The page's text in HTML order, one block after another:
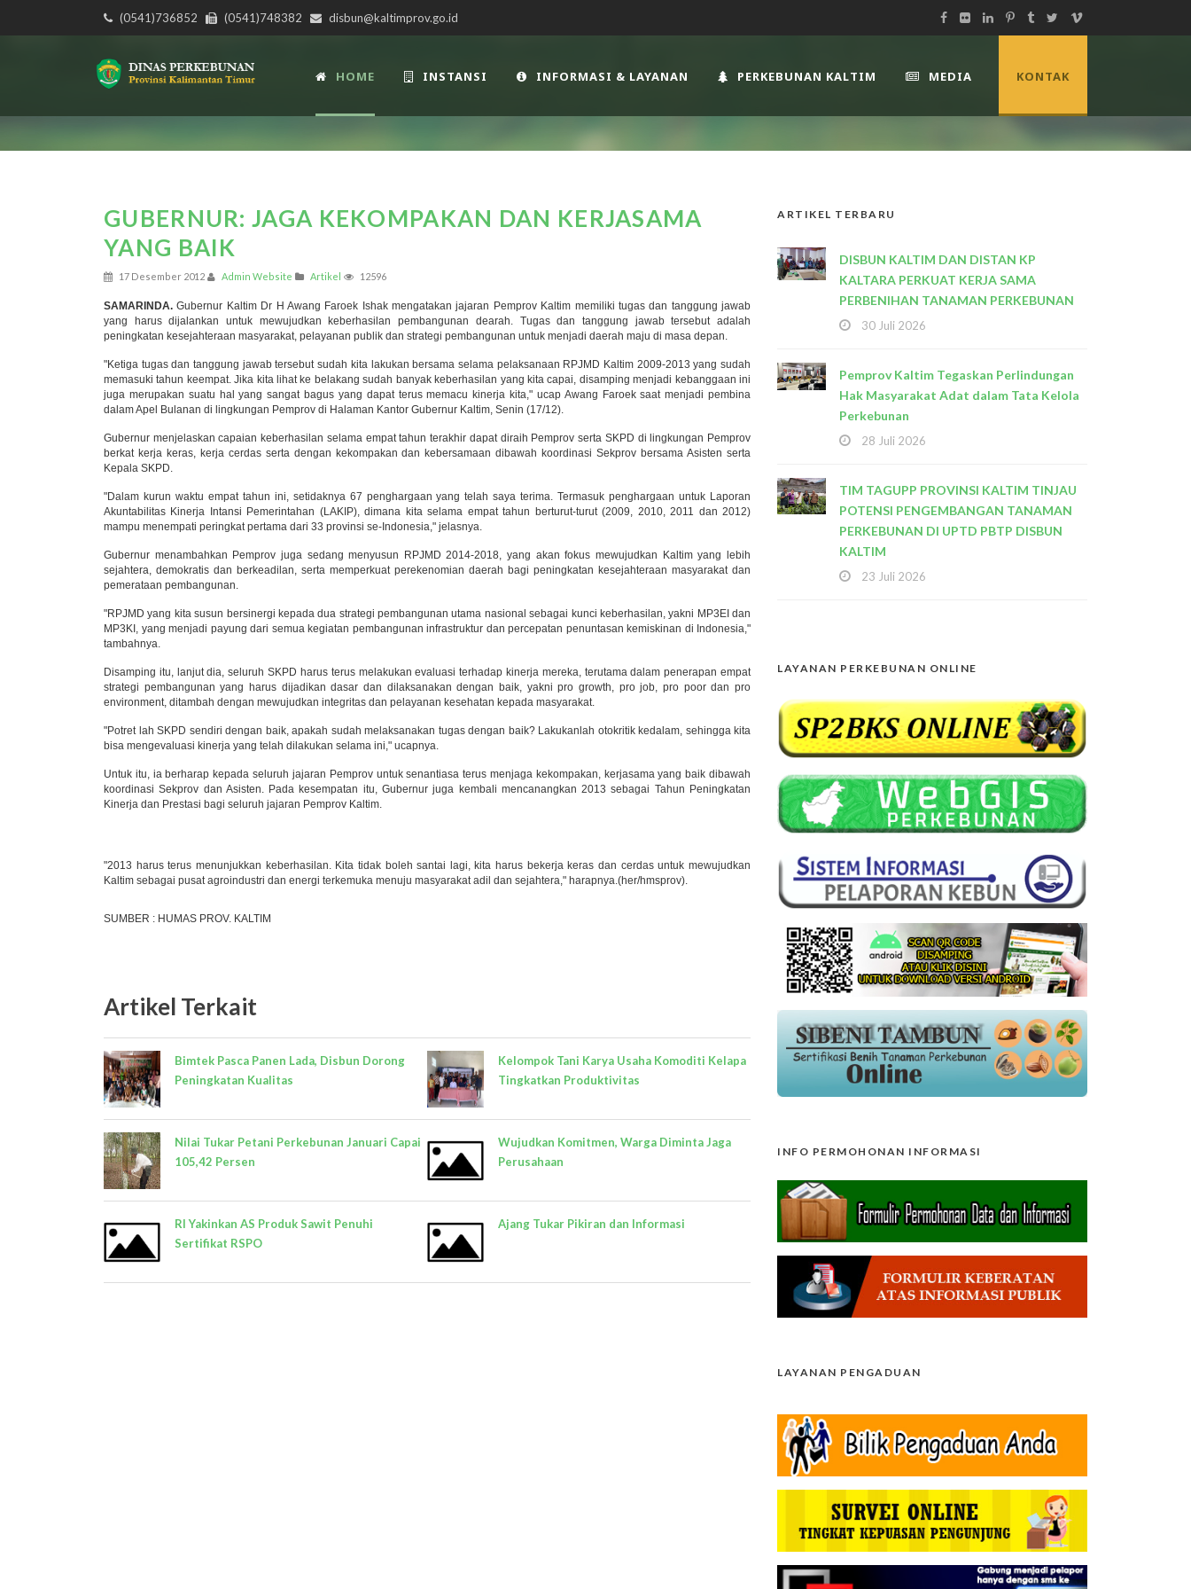
(0541)736852 (0541)748382 disbun@kaltimprov.go.id
HOME INSTANSI INFORMASI & LAYANAN PERKEBUNAN KALTIM MEDIA KONTAK
GUBERNUR: JAGA KEKOMPAKAN DAN KERJASAMA
YANG BAIK
17 Desember 2012 Admin Website Artikel 12596
SAMARINDA. Gubernur Kaltim Dr H Awang Faroek Ishak mengatakan jajaran Pemprov Kaltim memiliki tugas dan tanggung jawab
yang harus dijalankan untuk mewujudkan keberhasilan pembangunan dearah. Tugas dan tanggung jawab tersebut adalah
peningkatan kesejahteraan masyarakat, pelayanan publik dan strategi pembangunan untuk menjadi daerah maju di masa depan.
"Ketiga tugas dan tanggung jawab tersebut sudah kita lakukan bersama selama pelaksanaan RPJMD Kaltim 2009-2013 yang sudah
memasuki tahun keempat. Jika kita lihat ke belakang sudah banyak keberhasilan yang kita capai, disamping menjadi kebanggaan ini
juga merupakan suatu hal yang sangat bagus yang dapat terus memacu kinerja kita," ucap Awang Faroek saat menjadi pembina
dalam Apel Bulanan di lingkungan Pemprov di Halaman Kantor Gubernur Kaltim, Senin (17/12).
Gubernur menjelaskan capaian keberhasilan selama empat tahun terakhir dapat diraih Pemprov serta SKPD di lingkungan Pemprov
berkat kerja keras, kerja cerdas serta dengan kekompakan dan kebersamaan dibawah koordinasi Sekprov bersama Asisten serta
Kepala SKPD.
"Dalam kurun waktu empat tahun ini, setidaknya 67 penghargaan yang telah saya terima. Termasuk penghargaan untuk Laporan
Akuntabilitas Kinerja Intansi Pemerintahan (LAKIP), dimana kita selama empat tahun berturut-turut (2009, 2010, 2011 dan 2012)
mampu menempati peringkat pertama dari 33 provinsi se-Indonesia," jelasnya.
Gubernur menambahkan Pemprov juga sedang menyusun RPJMD 2014-2018, yang akan fokus mewujudkan Kaltim yang lebih
sejahtera, demokratis dan berkeadilan, serta memperkuat perekenomian daerah bagi peningkatan kesejahteraan masyarakat dan
pemerataan pembangunan.
"RPJMD yang kita susun bersinergi kepada dua strategi pembangunan utama nasional sebagai kunci keberhasilan, yakni MP3EI dan
MP3KI, yang menjadi payung dari semua kegiatan pembangunan infrastruktur dan percepatan penuntasan kemiskinan di Indonesia,"
tambahnya.
Disamping itu, lanjut dia, seluruh SKPD harus terus melakukan evaluasi terhadap kinerja mereka, terutama dalam penerapan empat
strategi pembangunan yang harus dijadikan dasar dan dilaksanakan dengan baik, yakni pro growth, pro job, pro poor dan pro
environment, ditambah dengan mewujudkan integritas dan pelayanan kesehatan kepada masyarakat.
"Potret lah SKPD sendiri dengan baik, apakah sudah melaksanakan tugas dengan baik? Lakukanlah otokritik kedalam, sehingga kita
bisa mengevaluasi kinerja yang telah dilakukan selama ini," ucapnya.
Untuk itu, ia berharap kepada seluruh jajaran Pemprov untuk senantiasa terus menjaga kekompakan, kerjasama yang baik dibawah
koordinasi Sekprov dan Asisten. Pada kesempatan itu, Gubernur juga kembali mencanangkan 2013 sebagai Tahun Peningkatan
Kinerja dan Prestasi bagi seluruh jajaran Pemprov Kaltim.
"2013 harus terus menunjukkan keberhasilan. Kita tidak boleh santai lagi, kita harus bekerja keras dan cerdas untuk mewujudkan
Kaltim sebagai pusat agroindustri dan energi terkemuka menuju masyarakat adil dan sejahtera," harapnya.(her/hmsprov).
SUMBER : HUMAS PROV. KALTIM
Artikel Terkait
Bimtek Pasca Panen Lada, Disbun Dorong
Peningkatan Kualitas
Nilai Tukar Petani Perkebunan Januari Capai
105,42 Persen
RI Yakinkan AS Produk Sawit Penuhi
Sertifikat RSPO
Kelompok Tani Karya Usaha Komoditi Kelapa
Tingkatkan Produktivitas
Wujudkan Komitmen, Warga Diminta Jaga
Perusahaan
Ajang Tukar Pikiran dan Informasi
ARTIKEL TERBARU
DISBUN KALTIM DAN DISTAN KP
KALTARA PERKUAT KERJA SAMA
PERBENIHAN TANAMAN PERKEBUNAN
30 Juli 2026
Pemprov Kaltim Tegaskan Perlindungan
Hak Masyarakat Adat dalam Tata Kelola
Perkebunan
28 Juli 2026
TIM TAGUPP PROVINSI KALTIM TINJAU
POTENSI PENGEMBANGAN TANAMAN
PERKEBUNAN DI UPTD PBTP DISBUN
KALTIM
23 Juli 2026
LAYANAN PERKEBUNAN ONLINE
INFO PERMOHONAN INFORMASI
LAYANAN PENGADUAN